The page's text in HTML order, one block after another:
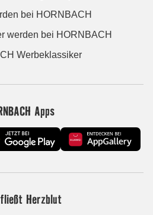
bei HORNBACH
werden bei HORNBACH
Werbeklassiker
Apps
Herzblut